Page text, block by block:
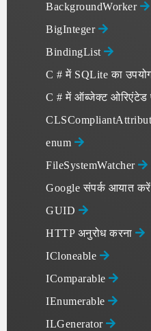
BackgroundWorker
BigInteger
BindingList
C # में SQLite का
C # में ऑब्जेक्ट ओरिएंटेड
enum
FileSystemWatcher
Google संपर्क आयात करें
GUID
HTTP अनुरोध करना
ICloneable
IComparable
IEnumerable
ILGenerator